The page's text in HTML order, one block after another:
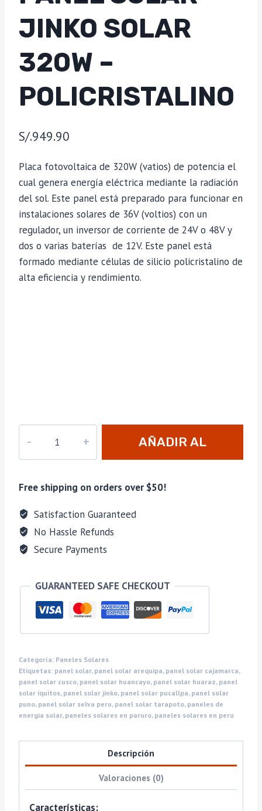
JINKO SOLAR
320W –
POLICRISTALINO
S/.949.90
Placa fotovoltaica de 320W (vatios) de potencia el
cual genera energía eléctrica mediante la radiación
del sol. Este panel está preparado para funcionar en
instalaciones solares de 36V (voltios) con un
regulador, un inversor de corriente de 24V o 48V y
dos o varias baterías de 12V. Este panel está
formado mediante células de silicio policristalino de
alta eficiencia y rendimiento.
AÑADIR AL
Free shipping on orders over $50!
Satisfaction Guaranteed
No Hassle Refunds
Secure Payments
GUARANTEED SAFE CHECKOUT
Categoría: Paneles Solares
Etiquetas: panel solar, panel solar arequipa, panel solar cajamarca,
panel solar cusco, panel solar huancayo, panel solar huaraz, panel
solar iquitos, panel solar jinko, panel solar pucallpa, panel solar
puno, panel solar selva peru, panel solar tarapoto, paneles de
energia solar, paneles solares en paruro, paneles solares en peru
Descripción
Valoraciones (0)
Características: